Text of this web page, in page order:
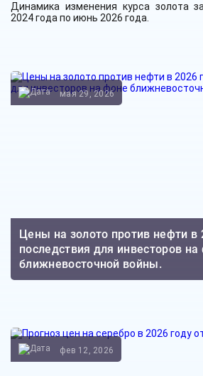
Динамика изменения курса золота
2024 года по июнь 2026 года.
Цены на золото против нефти в
последствия для инвесторов на
ближневосточной войны.
мая 29, 2026
фев 12, 2026